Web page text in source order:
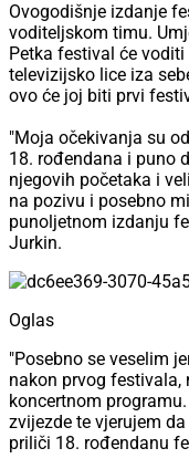
Ovogodišnje izdanje
voditeljskom timu.
Petka festival će
televizijsko lice iza
ovo će joj biti prvi
"Moja očekivanja su
18. rođendana i puno
njegovih početaka i
na pozivu i posebno
punoljetnom izdanju
Jurkin.
Oglas
"Posebno se veselim
nakon prvog
koncertnom
zvijezde te vjerujem
priliči 18. rođendanu